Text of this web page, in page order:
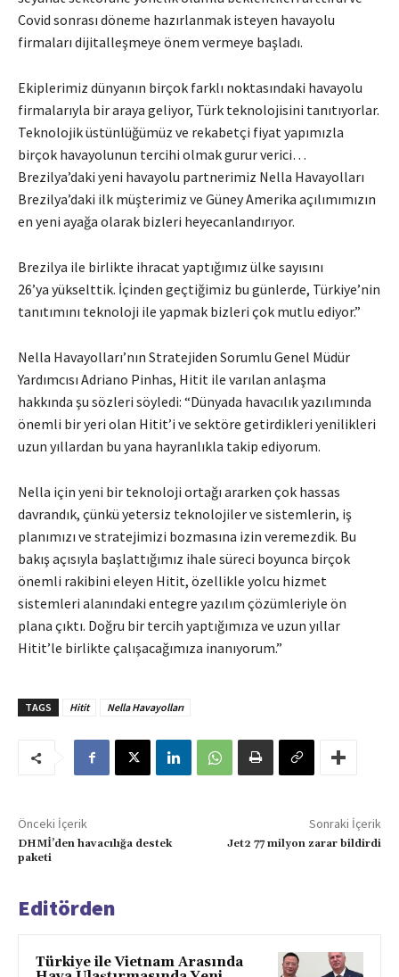
Covid sonrası döneme hazırlanmak isteyen havayolu
firmaları dijitalleşmeye önem vermeye başladı.
Ekiplerimiz dünyanın birçok farklı noktasındaki havayolu
firmalarıyla bir araya geliyor, Türk teknolojisini tanıtıyorlar.
Teknolojik üstünlüğümüz ve rekabetçi fiyat yapımızla
birçok havayolunun tercihi olmak gurur verici…
Brezilya’daki yeni havayolu partnerimiz Nella Havayolları
Brezilya’daki ilk müşterimiz ve Güney Amerika açılımımızın
en yeni ayağa olarak bizleri heyecanlandırıyor.
Brezilya ile birlikte ihracat yaptığımız ülke sayısını
26’ya yükselttik. İçinden geçtiğimiz bu günlerde, Türkiye’nin
tanıtımını teknoloji ile yapmak bizleri çok mutlu ediyor.”
Nella Havayolları’nın Stratejiden Sorumlu Genel Müdür
Yardımcısı Adriano Pinhas, Hitit ile varılan anlaşma
hakkında şu sözleri söyledi: “Dünyada havacılık yazılımında
önemli bir yeri olan Hitit’i ve sektöre getirdikleri yenilikleri
uzun yıllardan bu yana hayranlıkla takip ediyorum.
Nella için yeni bir teknoloji ortağı ararken çok hassas
davrandık, çünkü yetersiz teknolojiler ve sistemlerin, iş
planımızı ve stratejimizi bozmasına izin veremezdik. Bu
bakış açısıyla başlattığımız ihale süreci boyunca birçok
önemli rakibini eleyen Hitit, özellikle yolcu hizmet
sistemleri alanındaki entegre yazılım çözümleriyle ön
plana çıktı. Doğru bir tercih yaptığımıza ve uzun yıllar
Hitit’le birlikte çalışacağımıza inanıyorum.”
TAGS Hitit Nella Havayolları
Önceki İçerik
DHMİ’den havacılığa destek
paketi
Sonraki İçerik
Jet2 77 milyon zarar bildirdi
Editörden
Türkiye ile Vietnam Arasında